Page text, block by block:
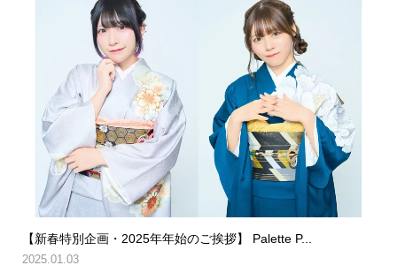
【新春特別企画・2025年年始のご挨拶】 Palette P...
2025.01.03